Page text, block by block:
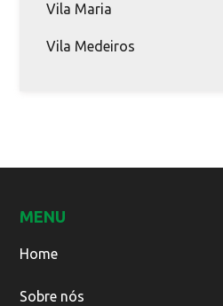
Vila Maria
Vila Medeiros
MENU
Home
Sobre nós